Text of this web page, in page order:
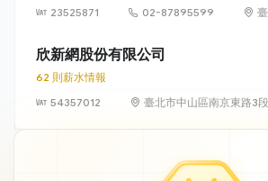
23525871
02-87895599
欣新網股份有限公司
62 則薪水情報
54357012
臺北市中山區南京東路3